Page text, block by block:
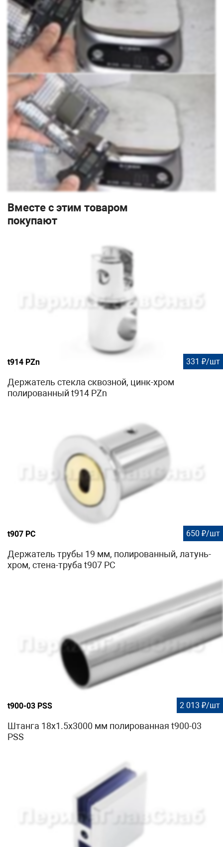
Вместе с этим товаром
покупают
t914 PZn 331 ₽/шт
Держатель стекла сквозной, цинк-хром
полированный t914 PZn
t907 PC 650 ₽/шт
Держатель трубы 19 мм, полированный, латунь-
хром, стена-труба t907 PC
t900-03 PSS 2 013 ₽/шт
Штанга 18х1.5х3000 мм полированная t900-03
PSS